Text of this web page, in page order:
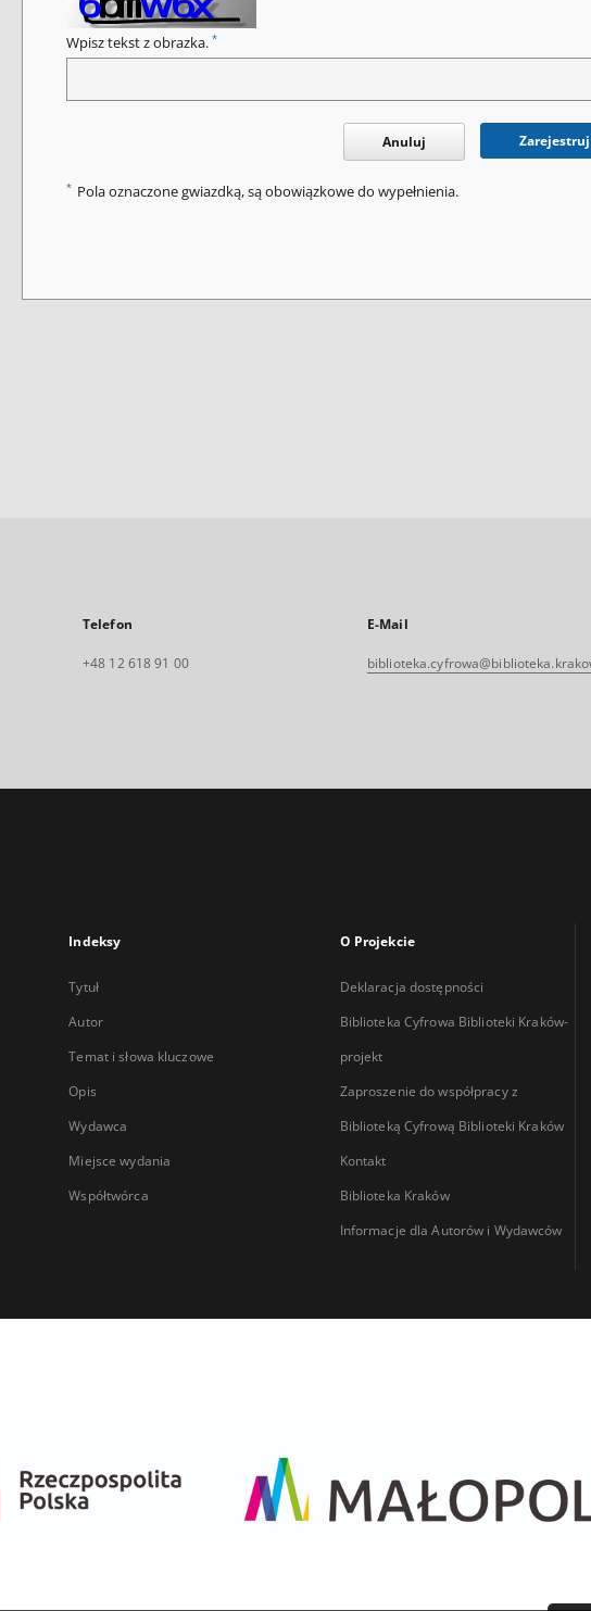
Wpisz tekst z obrazka. *
Anuluj Zarejestruj
* Pola oznaczone gwiazdką, są obowiązkowe do wypełnienia.
Telefon
+48 12 618 91 00
E-Mail
Indeksy
Tytuł
Autor
Temat i słowa kluczowe
Opis
Wydawca
Miejsce wydania
Współtwórca
O Projekcie
Deklaracja dostępności
Biblioteka Cyfrowa Biblioteki Kraków-
projekt
Zaproszenie do współpracy z
Biblioteką Cyfrową Biblioteki Kraków
Kontakt
Biblioteka Kraków
Informacje dla Autorów i Wydawców